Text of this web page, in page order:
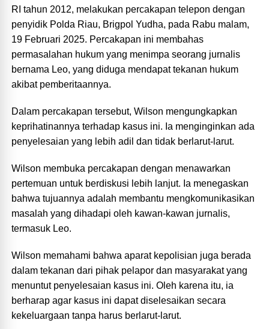
RI tahun 2012, melakukan percakapan telepon dengan
penyidik Polda Riau, Brigpol Yudha, pada Rabu malam,
19 Februari 2025. Percakapan ini membahas
permasalahan hukum yang menimpa seorang jurnalis
bernama Leo, yang diduga mendapat tekanan hukum
akibat pemberitaannya.
Dalam percakapan tersebut, Wilson mengungkapkan
keprihatinannya terhadap kasus ini. Ia menginginkan ada
penyelesaian yang lebih adil dan tidak berlarut-larut.
Wilson membuka percakapan dengan menawarkan
pertemuan untuk berdiskusi lebih lanjut. Ia menegaskan
bahwa tujuannya adalah membantu mengkomunikasikan
masalah yang dihadapi oleh kawan-kawan jurnalis,
termasuk Leo.
Wilson memahami bahwa aparat kepolisian juga berada
dalam tekanan dari pihak pelapor dan masyarakat yang
menuntut penyelesaian kasus ini. Oleh karena itu, ia
berharap agar kasus ini dapat diselesaikan secara
kekeluargaan tanpa harus berlarut-larut.